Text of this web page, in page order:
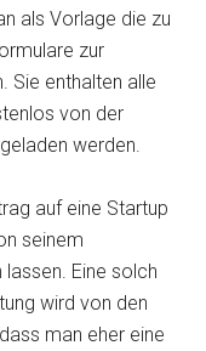
als Vorlage die zu
zur
Sie enthalten alle
von der
werden.
auf eine Startup
seinem
Eine solch
wird von den
man eher eine